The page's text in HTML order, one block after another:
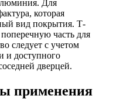
Для
которая
вид покрытия. Т-
часть для
следует с учетом
и доступного
дверцей.
применения